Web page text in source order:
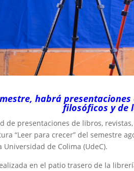
habrá
filosóficos y de
de presentaciones de libros,
“Leer para crecer” del semestre
Universidad de Colima (UdeC).
en el patio trasero de la